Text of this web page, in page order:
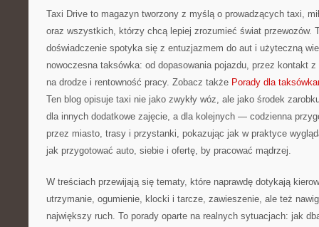
Taxi Drive to magazyn tworzony z myślą o prowadzących taxi,
oraz wszystkich, którzy chcą lepiej zrozumieć świat przewozów.
doświadczenie spotyka się z entuzjazmem do aut i użyteczną
nowoczesna taksówka: od dopasowania pojazdu, przez kontakt
na drodze i rentowność pracy. Zobacz także Porady dla
Ten blog opisuje taxi nie jako zwykły wóz, ale jako środek
dla innych dodatkowe zajęcie, a dla kolejnych — codzienna
przez miasto, trasy i przystanki, pokazując jak w praktyce
jak przygotować auto, siebie i ofertę, by pracować mądrzej.
W treściach przewijają się tematy, które naprawdę dotykają
utrzymanie, ogumienie, klocki i tarcze, zawieszenie, ale też
największy ruch. To porady oparte na realnych sytuacjach: jak